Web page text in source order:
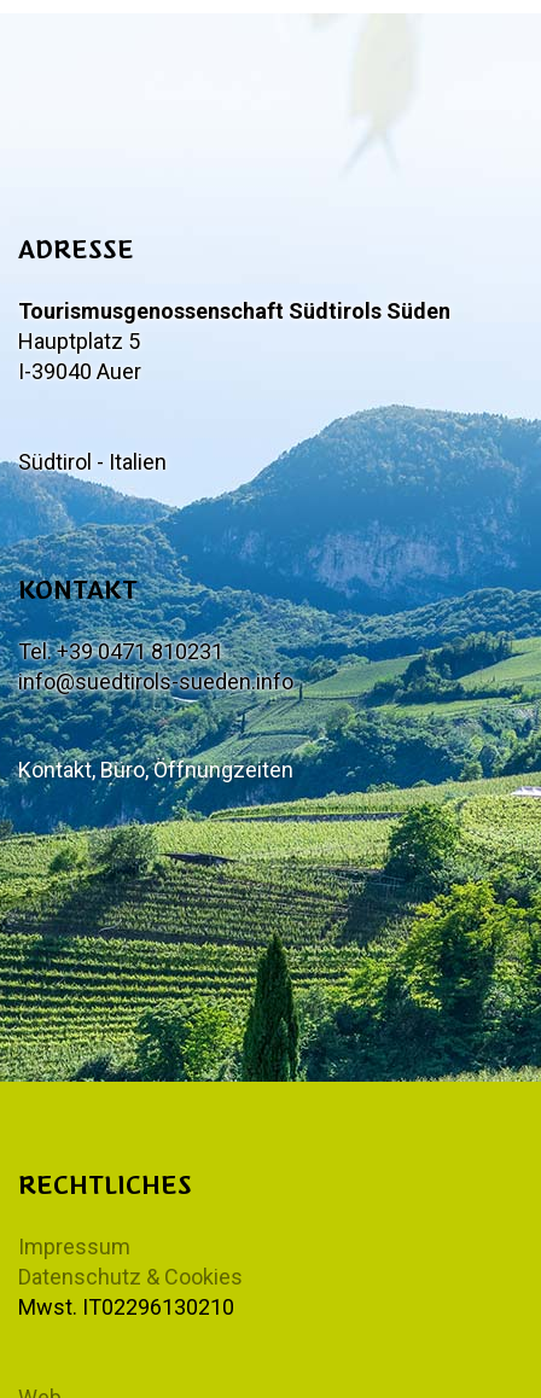
ADRESSE
Tourismusgenossenschaft Südtirols Süden
Hauptplatz 5
I-39040 Auer
Südtirol - Italien
KONTAKT
Tel. +39 0471 810231
info@suedtirols-sueden.info
Kontakt, Büro, Öffnungzeiten
RECHTLICHES
Impressum
Datenschutz & Cookies
Mwst. IT02296130210